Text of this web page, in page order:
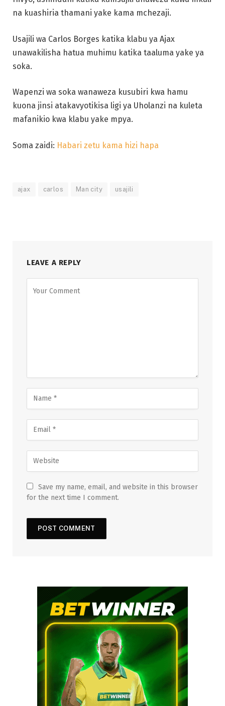
na kuashiria thamani yake kama mchezaji.
Usajili wa Carlos Borges katika klabu ya Ajax
unawakilisha hatua muhimu katika taaluma yake ya
soka.
Wapenzi wa soka wanaweza kusubiri kwa hamu
kuona jinsi atakavyotikisa ligi ya Uholanzi na kuleta
mafanikio kwa klabu yake mpya.
Soma zaidi: Habari zetu kama hizi hapa
ajax carlos Man city usajili
LEAVE A REPLY
Save my name, email, and website in this browser
for the next time I comment.